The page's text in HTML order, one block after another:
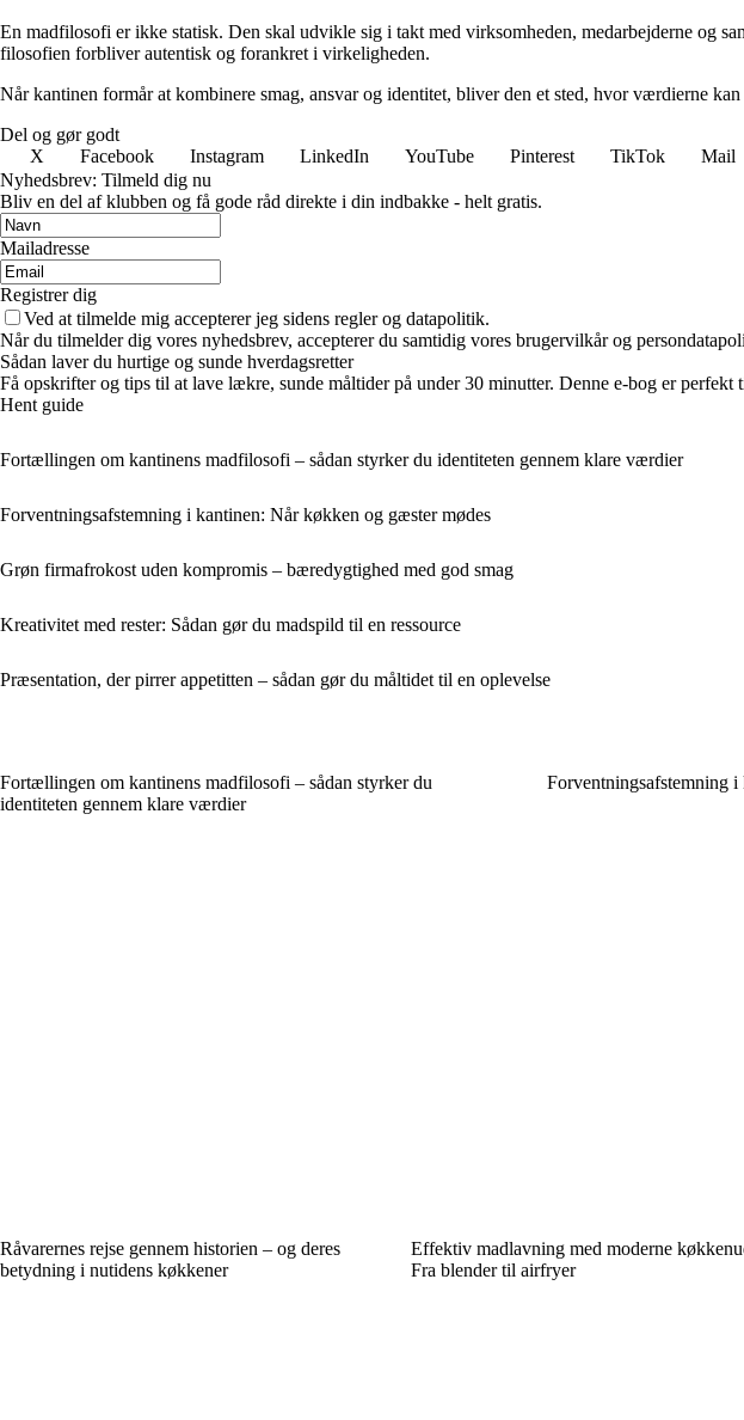
En madfilosofi er ikke statisk. Den skal udvikle sig i takt med virksomheden, medarbejderne og
filosofien forbliver autentisk og forankret i virkeligheden.
Når kantinen formår at kombinere smag, ansvar og identitet, bliver den et sted, hvor værdierne
Del og gør godt
X
Facebook Instagram LinkedIn YouTube Pinterest TikTok Mail
Nyhedsbrev: Tilmeld dig nu
Bliv en del af klubben og få gode råd direkte i din indbakke - helt gratis.
Mailadresse
Registrer dig
Ved at tilmelde mig accepterer jeg sidens regler og datapolitik.
Når du tilmelder dig vores nyhedsbrev, accepterer du samtidig vores brugervilkår og
Sådan laver du hurtige og sunde hverdagsretter
Få opskrifter og tips til at lave lækre, sunde måltider på under 30 minutter. Denne e-bog er
Hent guide
Fortællingen om kantinens madfilosofi – sådan styrker du identiteten gennem klare værdier
Forventningsafstemning i kantinen: Når køkken og gæster mødes
Grøn firmafrokost uden kompromis – bæredygtighed med god smag
Kreativitet med rester: Sådan gør du madspild til en ressource
Præsentation, der pirrer appetitten – sådan gør du måltidet til en oplevelse
Fortællingen om kantinens madfilosofi – sådan styrker du
identiteten gennem klare værdier
Forventningsafstemning
Råvarernes rejse gennem historien – og deres
betydning i nutidens køkkener
Effektiv madlavning med moderne
Fra blender til airfryer